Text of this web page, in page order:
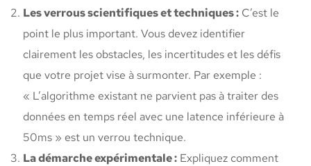
Les verrous scientifiques et techniques : C’est le
point le plus important. Vous devez identifier
clairement les obstacles, les incertitudes et les défis
que votre projet vise à surmonter. Par exemple :
« L’algorithme existant ne parvient pas à traiter des
données en temps réel avec une latence inférieure à
50ms » est un verrou technique.
La démarche expérimentale : Expliquez comment